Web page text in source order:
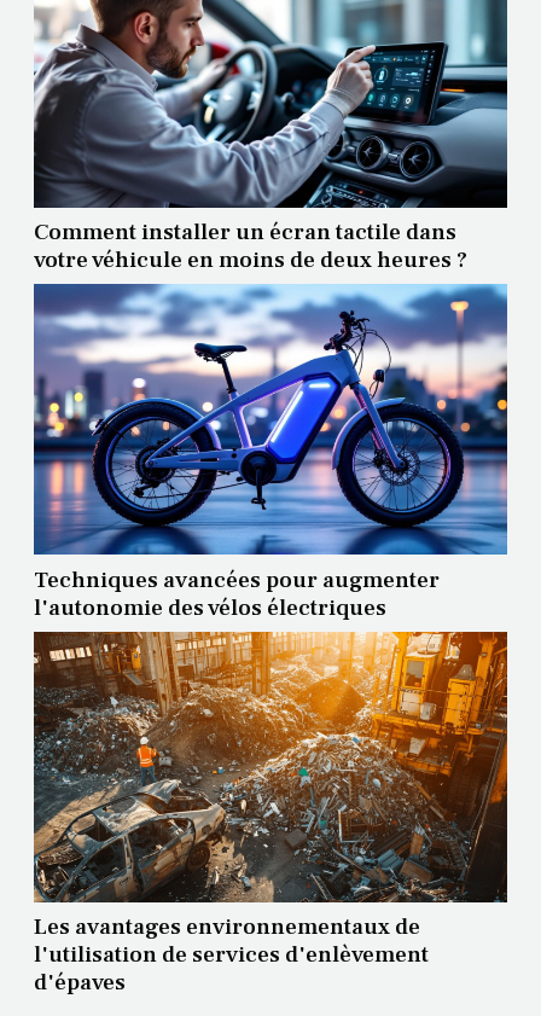
Comment installer un écran tactile dans
votre véhicule en moins de deux heures ?
Techniques avancées pour augmenter
l'autonomie des vélos électriques
Les avantages environnementaux de
l'utilisation de services d'enlèvement
d'épaves